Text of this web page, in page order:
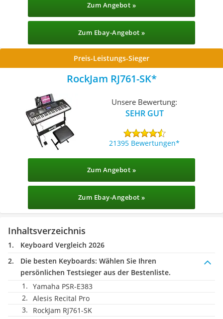
Zum Angebot »
Zum Ebay-Angebot »
Preis-Leistungs-Sieger
RockJam RJ761-SK
Unsere Bewertung:
SEHR GUT
21395 Bewertungen
Zum Angebot »
Zum Ebay-Angebot »
Inhaltsverzeichnis
Keyboard Vergleich 2026
Die besten Keyboards: Wählen Sie Ihren
persönlichen Testsieger aus der Bestenliste.
Yamaha PSR-E383
Alesis Recital Pro
RockJam RJ761-SK